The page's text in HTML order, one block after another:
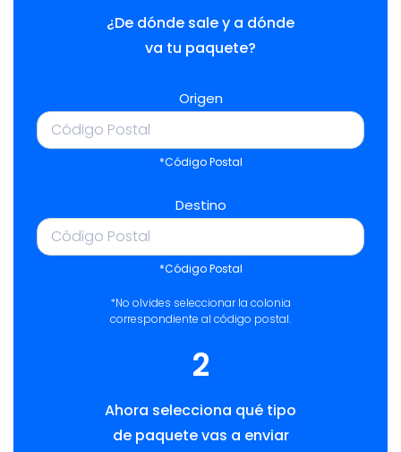
¿De dónde sale y a dónde
va tu paquete?
Origen
*Código Postal
Destino
*Código Postal
*No olvides seleccionar la colonia
correspondiente al código postal.
2
Ahora selecciona qué tipo
de paquete vas a enviar